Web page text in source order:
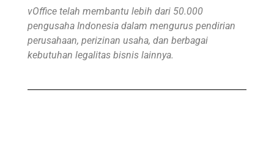
vOffice telah membantu lebih dari 50.000
pengusaha Indonesia dalam mengurus pendirian
perusahaan, perizinan usaha, dan berbagai
kebutuhan legalitas bisnis lainnya.